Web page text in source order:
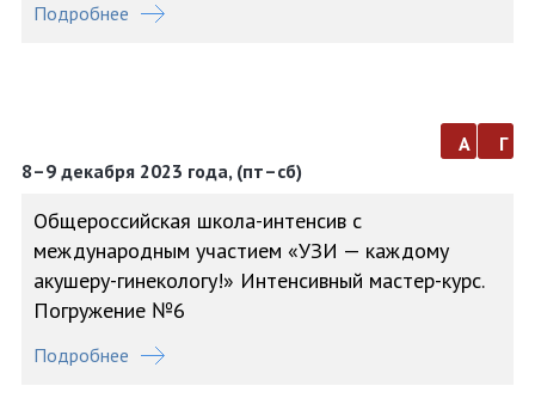
Подробнее
8–9 декабря 2023 года, (пт–сб)
а г
Общероссийская школа-интенсив с
международным участием «УЗИ — каждому
акушеру-гинекологу!» Интенсивный мастер-курс.
Погружение №6
Подробнее